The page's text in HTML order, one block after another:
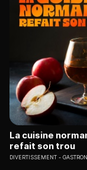
La cuisine
refait son trou
DIVERTISSEMENT